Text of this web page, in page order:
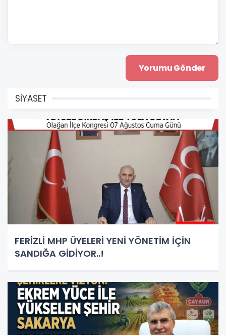
SİYASET
FERİZLİ MHP ÜYELERİ YENİ YÖNETİM İÇİN
SANDIĞA GİDİYOR..!